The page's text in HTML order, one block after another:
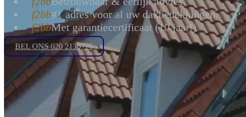
#1 adres voor al uw dakbedekkingen.
Met garantiecertificaat (10 jaar!)
BEL ONS 020 2136776